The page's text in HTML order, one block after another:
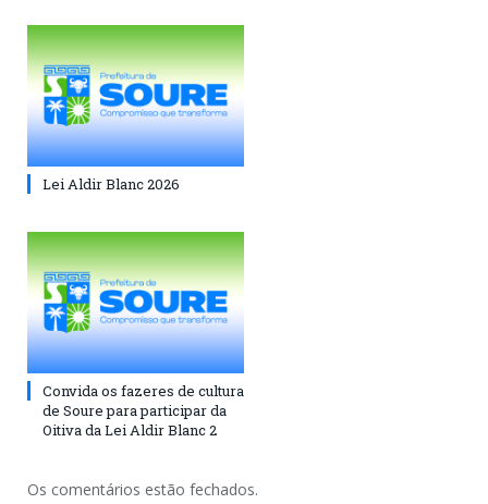
Lei Aldir Blanc 2026
Convida os fazeres de cultura
de Soure para participar da
Oitiva da Lei Aldir Blanc 2
Os comentários estão fechados.